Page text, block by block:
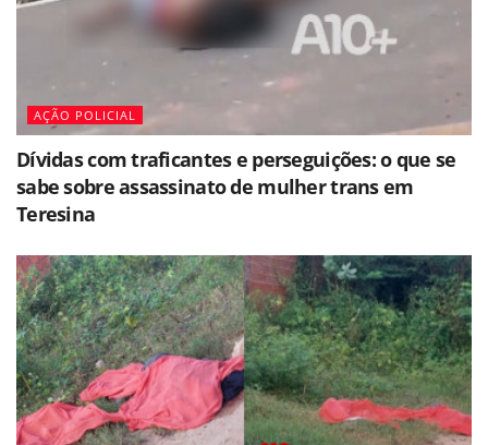
AÇÃO POLICIAL
Dívidas com traficantes e perseguições: o que se
sabe sobre assassinato de mulher trans em
Teresina